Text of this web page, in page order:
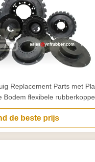
Replacement Parts met
Bodem flexibele
de beste prijs